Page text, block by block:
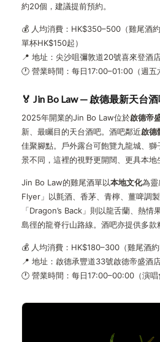
約20個，建議提前預約。
💰 人均消費：HK$350–500（雞尾酒
單杯HK$150起）
📍 地址：尖沙咀彌敦道20號喜來登酒
🕐 營業時間：每日17:00–01:00（週五
🏅 Jin Bo Law — 啟德最新天台
2025年開業的Jin Bo Law位於啟德帝
新、最矚目的天台酒吧。酒吧鄰近啟德
佳聚腳點。戶外露台可飽覽九龍城、
景不同，這裡的視野更開闊、更具本地
Jin Bo Law的雞尾酒單以本地文化為靈
Flyer」以氈酒、香茅、青檸、薑啤調
「Dragon’s Back」則以龍舌蘭、熱
島徑的龍脊行山路線。酒吧亦提供多款
💰 人均消費：HK$180–300（雞尾酒約
📍 地址：啟德承豐道33號啟德帝盛酒
🕐 營業時間：每日17:00–00:00（演唱